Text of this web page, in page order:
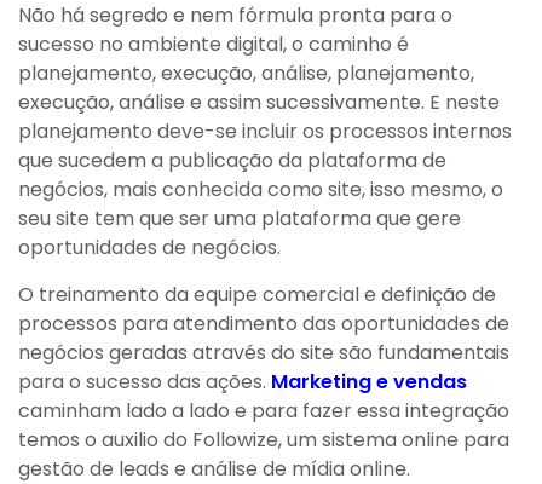
Não há segredo e nem fórmula pronta para o
sucesso no ambiente digital, o caminho é
planejamento, execução, análise, planejamento,
execução, análise e assim sucessivamente. E neste
planejamento deve-se incluir os processos internos
que sucedem a publicação da plataforma de
negócios, mais conhecida como site, isso mesmo, o
seu site tem que ser uma plataforma que gere
oportunidades de negócios.
O treinamento da equipe comercial e definição de
processos para atendimento das oportunidades de
negócios geradas através do site são fundamentais
para o sucesso das ações. Marketing e vendas
caminham lado a lado e para fazer essa integração
temos o auxilio do Followize, um sistema online para
gestão de leads e análise de mídia online.